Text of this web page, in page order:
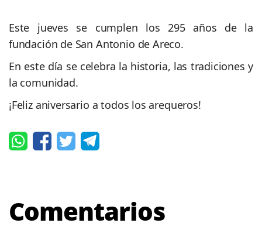
Este jueves se cumplen los 295 años de la
fundación de San Antonio de Areco.
En este día se celebra la historia, las tradiciones y
la comunidad.
¡Feliz aniversario a todos los arequeros!
Comentarios